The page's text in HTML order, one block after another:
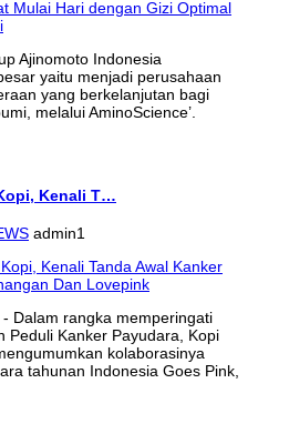
Ajinomoto Indonesia
yaitu menjadi perusahaan
yang berkelanjutan bagi
melalui AminoScience’.
Kenali T…
admin1
Dalam rangka memperingati
Peduli Kanker Payudara, Kopi
kolaborasinya
tahunan Indonesia Goes Pink,